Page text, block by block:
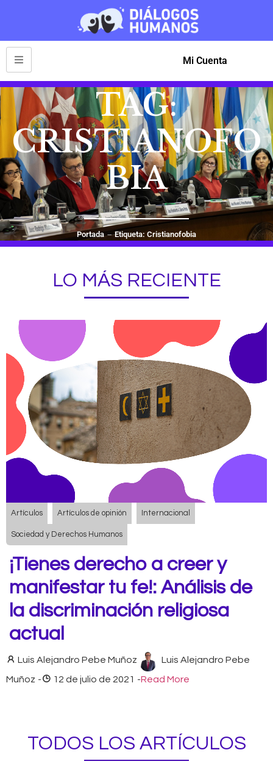
Mi Cuenta
TAG:
CRISTIANOFO
BIA
Portada Etiqueta: Cristianofobia
LO MÁS RECIENTE
Artículos Artículos de opinión Internacional
Sociedad y Derechos Humanos
¡Tienes derecho a creer y
manifestar tu fe!: Análisis de
la discriminación religiosa
actual
Luis Alejandro Pebe Muñoz Luis Alejandro Pebe
Muñoz - 12 de julio de 2021 -Read More
TODOS LOS ARTÍCULOS